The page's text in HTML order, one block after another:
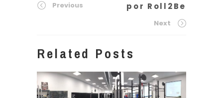
Previous
por Roll2Be
Next
Related Posts